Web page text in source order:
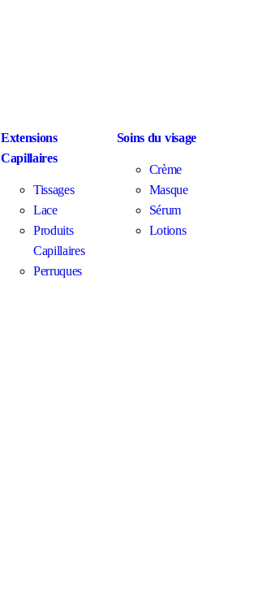
Extensions
Capillaires
Tissages
Lace
Produits
Capillaires
Perruques
Soins du visage
Crème
Masque
Sérum
Lotions